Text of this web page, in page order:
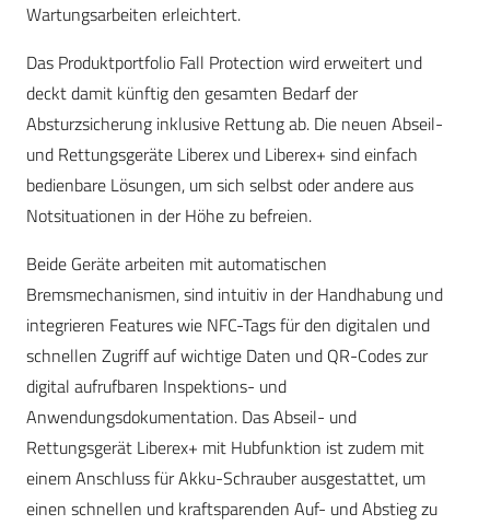
Wartungsarbeiten erleichtert.
Das Produktportfolio Fall Protection wird erweitert und
deckt damit künftig den gesamten Bedarf der
Absturzsicherung inklusive Rettung ab. Die neuen Abseil-
und Rettungsgeräte Liberex und Liberex+ sind einfach
bedienbare Lösungen, um sich selbst oder andere aus
Notsituationen in der Höhe zu befreien.
Beide Geräte arbeiten mit automatischen
Bremsmechanismen, sind intuitiv in der Handhabung und
integrieren Features wie NFC-Tags für den digitalen und
schnellen Zugriff auf wichtige Daten und QR-Codes zur
digital aufrufbaren Inspektions- und
Anwendungsdokumentation. Das Abseil- und
Rettungsgerät Liberex+ mit Hubfunktion ist zudem mit
einem Anschluss für Akku-Schrauber ausgestattet, um
einen schnellen und kraftsparenden Auf- und Abstieg zu